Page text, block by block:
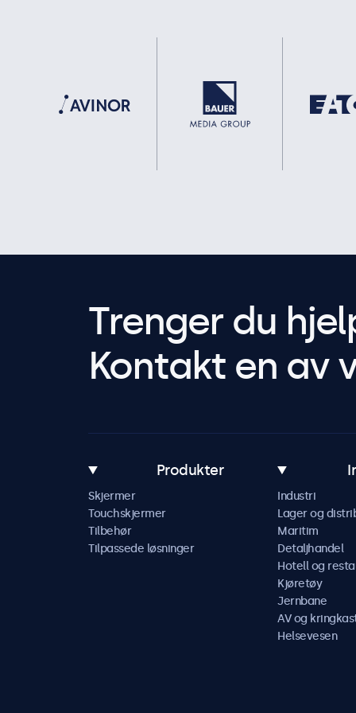
Trenger du
Kontakt en av
Produkter
Skjermer
Touchskjermer
Tilbehør
Tilpassede løsninger
Industri
Lager og
Maritim
Detaljhandel
Hotell og
Kjøretøy
Jernbane
AV og
Helsevesen